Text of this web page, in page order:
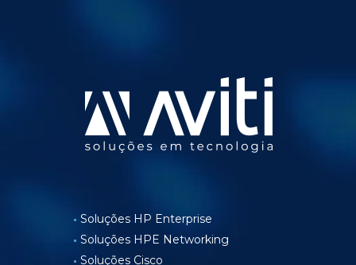
Soluções HP Enterprise
Soluções HPE Networking
Soluções Cisco